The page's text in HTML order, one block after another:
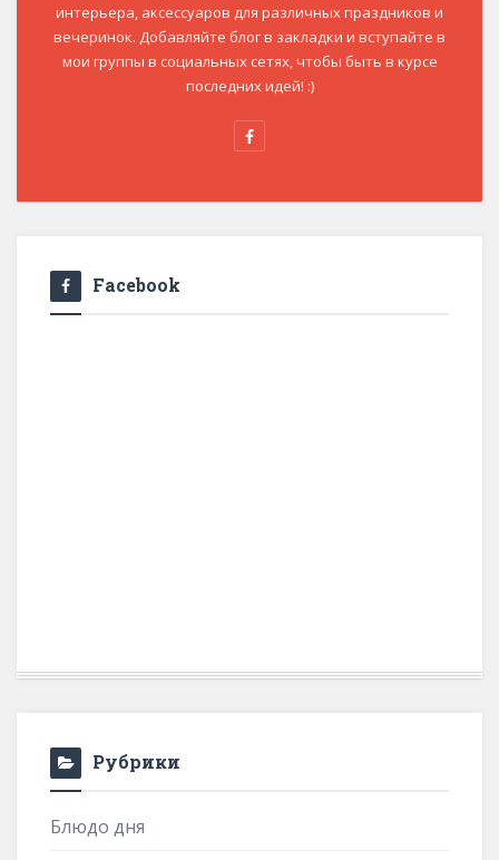
интерьера, аксессуаров для различных праздников и
вечеринок. Добавляйте блог в закладки и вступайте в
мои группы в социальных сетях, чтобы быть в курсе
последних идей! :)
Facebook
Рубрики
Блюдо дня